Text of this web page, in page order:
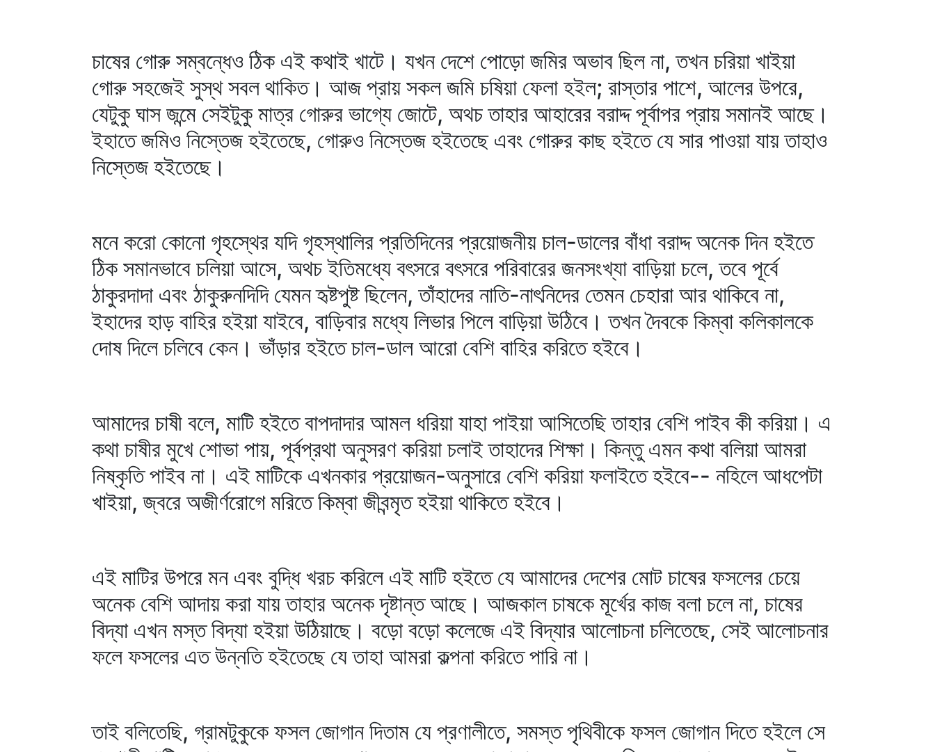
চাষের গোরু সম্বন্ধেও ঠিক এই কথাই খাটে। যখন দেশে পোড়ো জমির অভাব ছিল না, তখন চরিয়া খাইয়া
গোরু সহজেই সুস্থ সবল থাকিত। আজ প্রায় সকল জমি চষিয়া ফেলা হইল; রাস্তার পাশে, আলের উপরে,
যেটুকু ঘাস জন্মে সেইটুকু মাত্র গোরুর ভাগ্যে জোটে, অথচ তাহার আহারের বরাদ্দ পূর্বাপর প্রায় সমানই আছে।
ইহাতে জমিও নিস্তেজ হইতেছে, গোরুও নিস্তেজ হইতেছে এবং গোরুর কাছ হইতে যে সার পাওয়া যায় তাহাও
নিস্তেজ হইতেছে।
মনে করো কোনো গৃহস্থের যদি গৃহস্থালির প্রতিদিনের প্রয়োজনীয় চাল-ডালের বাঁধা বরাদ্দ অনেক দিন হইতে
ঠিক সমানভাবে চলিয়া আসে, অথচ ইতিমধ্যে বৎসরে বৎসরে পরিবারের জনসংখ্যা বাড়িয়া চলে, তবে পূর্বে
ঠাকুরদাদা এবং ঠাকুরুনদিদি যেমন হৃষ্টপুষ্ট ছিলেন, তাঁহাদের নাতি-নাৎনিদের তেমন চেহারা আর থাকিবে না,
ইহাদের হাড় বাহির হইয়া যাইবে, বাড়িবার মধ্যে লিভার পিলে বাড়িয়া উঠিবে। তখন দৈবকে কিম্বা কলিকালকে
দোষ দিলে চলিবে কেন। ভাঁড়ার হইতে চাল-ডাল আরো বেশি বাহির করিতে হইবে।
আমাদের চাষী বলে, মাটি হইতে বাপদাদার আমল ধরিয়া যাহা পাইয়া আসিতেছি তাহার বেশি পাইব কী করিয়া। এ
কথা চাষীর মুখে শোভা পায়, পূর্বপ্রথা অনুসরণ করিয়া চলাই তাহাদের শিক্ষা। কিন্তু এমন কথা বলিয়া আমরা
নিষ্কৃতি পাইব না। এই মাটিকে এখনকার প্রয়োজন-অনুসারে বেশি করিয়া ফলাইতে হইবে-- নহিলে আধপেটা
খাইয়া, জ্বরে অজীর্ণরোগে মরিতে কিম্বা জীবন্মৃত হইয়া থাকিতে হইবে।
এই মাটির উপরে মন এবং বুদ্ধি খরচ করিলে এই মাটি হইতে যে আমাদের দেশের মোট চাষের ফসলের চেয়ে
অনেক বেশি আদায় করা যায় তাহার অনেক দৃষ্টান্ত আছে। আজকাল চাষকে মূর্খের কাজ বলা চলে না, চাষের
বিদ্যা এখন মস্ত বিদ্যা হইয়া উঠিয়াছে। বড়ো বড়ো কলেজে এই বিদ্যার আলোচনা চলিতেছে, সেই আলোচনার
ফলে ফসলের এত উন্নতি হইতেছে যে তাহা আমরা কল্পনা করিতে পারি না।
তাই বলিতেছি, গ্রামটুকুকে ফসল জোগান দিতাম যে প্রণালীতে, সমস্ত পৃথিবীকে ফসল জোগান দিতে হইলে সে